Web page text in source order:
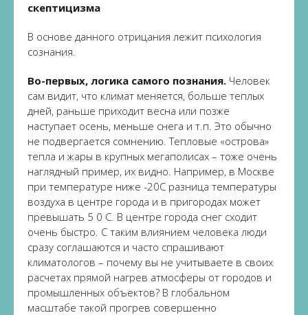
скептицизма
В основе данного отрицания лежит психология
сознания.
Во-первых, логика самого познания. Человек
сам видит, что климат меняется, больше теплых
дней, раньше приходит весна или позже
наступает осень, меньше снега и т.п. Это обычно
не подвергается сомнению. Тепловые «острова»
тепла и жары в крупных мегаполисах – тоже очень
наглядный пример, их видно. Например, в Москве
при температуре ниже -20С разница температуры
воздуха в центре города и в пригородах может
превышать 5 0 С. В центре города снег сходит
очень быстро. С таким влиянием человека люди
сразу соглашаются и часто спрашивают
климатологов – почему вы не учитываете в своих
расчетах прямой нагрев атмосферы от городов и
промышленных объектов? В глобальном
масштабе такой прогрев совершенно